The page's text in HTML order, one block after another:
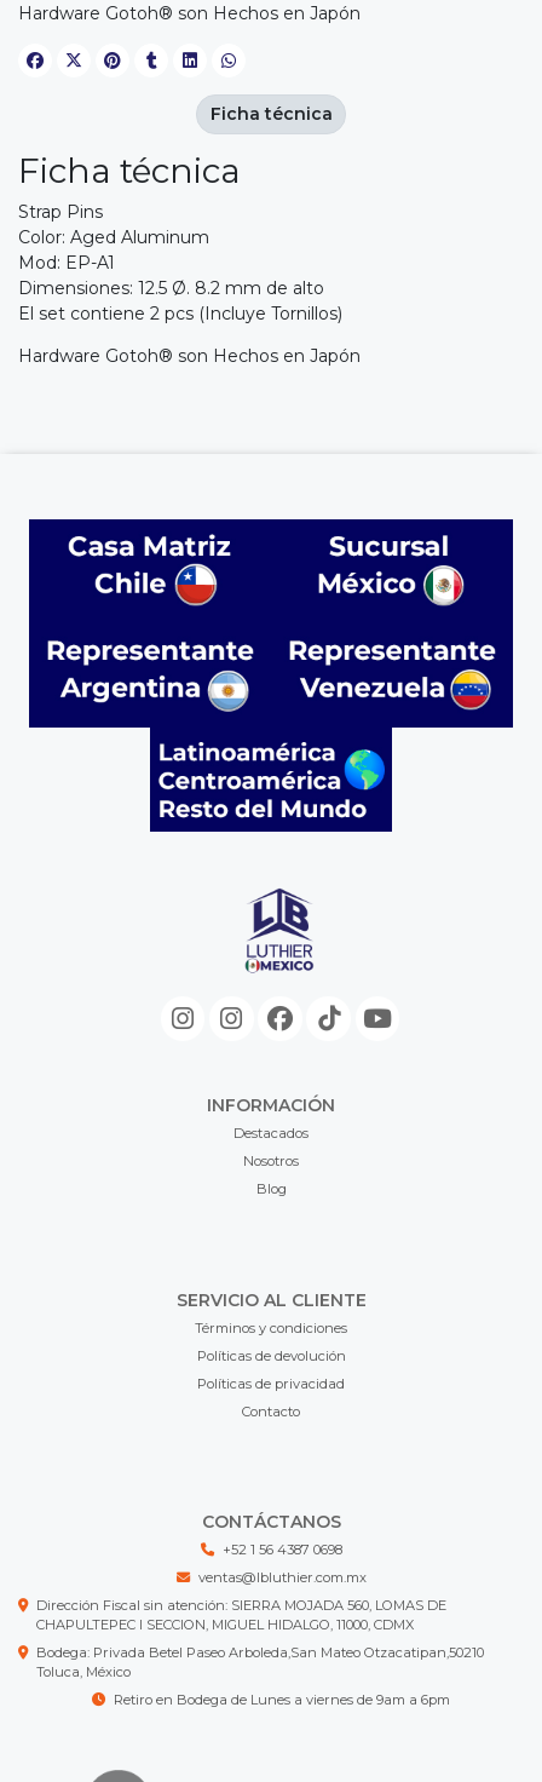
Hardware Gotoh® son Hechos en Japón
Ficha técnica
Strap Pins
Color: Aged Aluminum
Mod: EP-A1
Dimensiones: 12.5 Ø. 8.2 mm de alto
El set contiene 2 pcs (Incluye Tornillos)
Hardware Gotoh® son Hechos en Japón
Ficha técnica
INFORMACIÓN
Destacados
Nosotros
Blog
SERVICIO AL CLIENTE
Términos y condiciones
Políticas de devolución
Políticas de privacidad
Contacto
CONTÁCTANOS
+52 1 56 4387 0698
ventas@lbluthier.com.mx
Dirección Fiscal sin atención: SIERRA MOJADA 560, LOMAS DE
CHAPULTEPEC I SECCION, MIGUEL HIDALGO, 11000, CDMX
Bodega: Privada Betel Paseo Arboleda,San Mateo Otzacatipan,50210
Toluca, México
Retiro en Bodega de Lunes a viernes de 9am a 6pm